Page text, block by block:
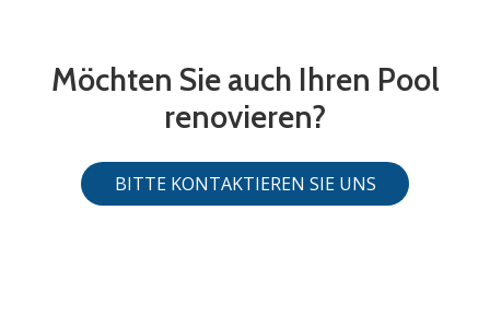
Möchten Sie auch Ihren Pool
renovieren?
BITTE KONTAKTIEREN SIE UNS